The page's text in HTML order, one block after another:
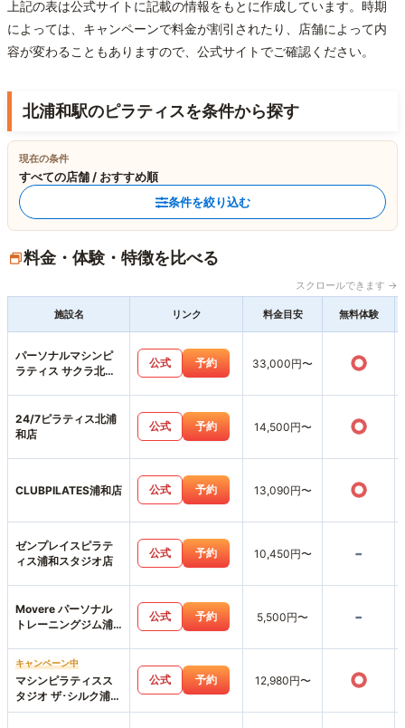
上記の表は公式サイトに記載の情報をもとに作成しています。時期
によっては、キャンペーンで料金が割引されたり、店舗によって内
容が変わることもありますので、公式サイトでご確認ください。
北浦和駅のピラティスを条件から探す
現在の条件
すべての店舗 / おすすめ順
条件を絞り込む
料金・体験・特徴を比べる
スクロールできます →
施設名 リンク 料金目安 無料体験
パーソナルマシンピ
ラティス サクラ北浦
公式 予約 33,000円〜 ○
24/7ピラティス北浦
和店
公式 予約 14,500円〜 ○
CLUBPILATES浦和店 公式 予約 13,090円〜 ○
ゼンプレイスピラテ
ィス浦和スタジオ店
公式 予約 10,450円〜 -
Movere パーソナル
トレーニングジム浦
公式 予約 5,500円〜 -
キャンペーン中
マシンピラティスス
タジオ ザ･シルク浦和
店
公式 予約 12,980円〜 ○